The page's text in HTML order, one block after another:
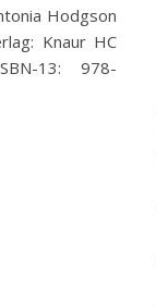
Hodgson
Knaur HC
13: 978-